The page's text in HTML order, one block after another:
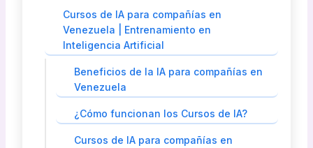
Cursos de IA para compañías en
Venezuela | Entrenamiento en
Inteligencia Artificial
Beneficios de la IA para compañías en
Venezuela
¿Cómo funcionan los Cursos de IA?
Cursos de IA para compañías en